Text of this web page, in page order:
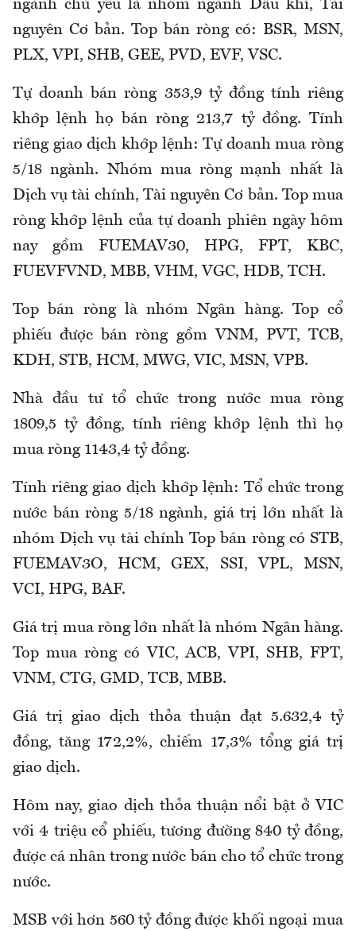
ngành chủ yếu là nhóm ngành Dầu khí, Tài
nguyên Cơ bản. Top bán ròng có: BSR, MSN,
PLX, VPI, SHB, GEE, PVD, EVF, VSC.
Tự doanh bán ròng 353,9 tỷ đồng tính riêng
khớp lệnh họ bán ròng 213,7 tỷ đồng. Tính
riêng giao dịch khớp lệnh: Tự doanh mua ròng
5/18 ngành. Nhóm mua ròng mạnh nhất là
Dịch vụ tài chính, Tài nguyên Cơ bản. Top mua
ròng khớp lệnh của tự doanh phiên ngày hôm
nay gồm FUEMAV30, HPG, FPT, KBC,
FUEVFVND, MBB, VHM, VGC, HDB, TCH.
Top bán ròng là nhóm Ngân hàng. Top cổ
phiếu được bán ròng gồm VNM, PVT, TCB,
KDH, STB, HCM, MWG, VIC, MSN, VPB.
Nhà đầu tư tổ chức trong nước mua ròng
1809,5 tỷ đồng, tính riêng khớp lệnh thì họ
mua ròng 1143,4 tỷ đồng.
Tính riêng giao dịch khớp lệnh: Tổ chức trong
nước bán ròng 5/18 ngành, giá trị lớn nhất là
nhóm Dịch vụ tài chính Top bán ròng có STB,
FUEMAV3O, HCM, GEX, SSI, VPL, MSN,
VCI, HPG, BAF.
Giá trị mua ròng lớn nhất là nhóm Ngân hàng.
Top mua ròng có VIC, ACB, VPI, SHB, FPT,
VNM, CTG, GMD, TCB, MBB.
Giá trị giao dịch thỏa thuận đạt 5.632,4 tỷ
đồng, tăng 172,2%, chiếm 17,3% tổng giá trị
giao dịch.
Hôm nay, giao dịch thỏa thuận nổi bật ở VIC
với 4 triệu cổ phiếu, tương đường 840 tỷ đồng,
được cá nhân trong nước bán cho tổ chức trong
nước.
MSB với hơn 560 tỷ đồng được khối ngoại mua